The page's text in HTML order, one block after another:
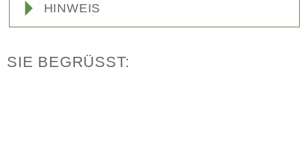
HINWEIS
SIE BEGRÜSST: